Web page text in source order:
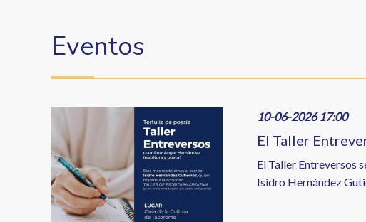
de
ayuda
a
la
navegación
Eventos
10-06-2026 17:00
El Taller
El Taller Entreversos
Isidro Hernández